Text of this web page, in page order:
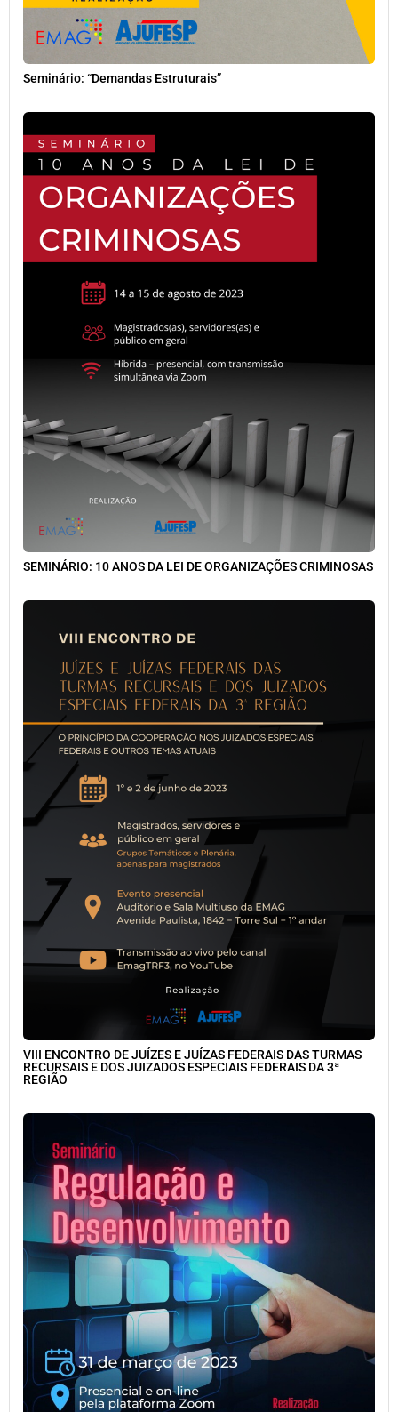
Seminário: “Demandas Estruturais”
SEMINÁRIO: 10 ANOS DA LEI DE ORGANIZAÇÕES CRIMINOSAS
VIII ENCONTRO DE JUÍZES E JUÍZAS FEDERAIS DAS TURMAS
RECURSAIS E DOS JUIZADOS ESPECIAIS FEDERAIS DA 3ª
REGIÃO